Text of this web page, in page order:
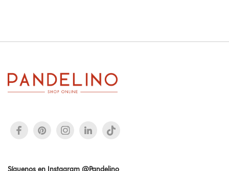
Síguenos en Instagram @Pandelino